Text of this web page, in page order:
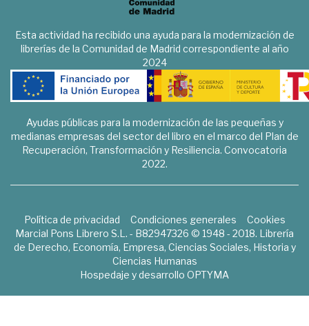
Esta actividad ha recibido una ayuda para la modernización de
librerías de la Comunidad de Madrid correspondiente al año
2024
Ayudas públicas para la modernización de las pequeñas y
medianas empresas del sector del libro en el marco del Plan de
Recuperación, Transformación y Resiliencia. Convocatoria
2022.
Política de privacidad Condiciones generales
Cookies
Marcial Pons Librero S.L. - B82947326 © 1948 - 2018. Librería
de Derecho, Economía, Empresa, Ciencias Sociales, Historia y
Ciencias Humanas
Hospedaje y desarrollo OPTYMA